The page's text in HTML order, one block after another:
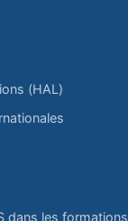
(HAL)
dans les formations